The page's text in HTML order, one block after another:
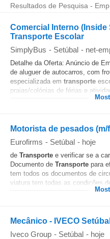
Resultados de Pesquisa -
Comercial Interno
Transporte Escolar
SimplyBus - Setúbal - net-
Detalhe da Oferta: Anúncio de
de aluguer de autocarros, com
especializada em transporte
praias/colónias de férias e
Motorista de pesados
Eurofirms - Setúbal - hoje
de Transporte e verificar se a
Documento de Transporte para
tem todos os documentos de
viatura tem todas as condições
Mecânico - IVECO Setúbal
Iveco Group - Setúbal - hoje